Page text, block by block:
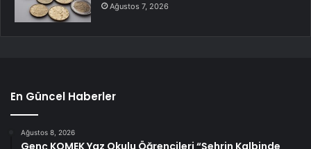
Ağustos 7, 2026
En Güncel Haberler
Ağustos 8, 2026